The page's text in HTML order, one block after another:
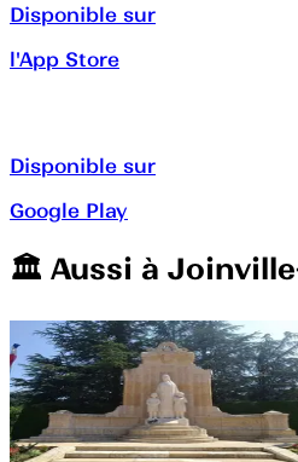
Disponible sur
l'App Store
Disponible sur
Google Play
🏛️️ Aussi à